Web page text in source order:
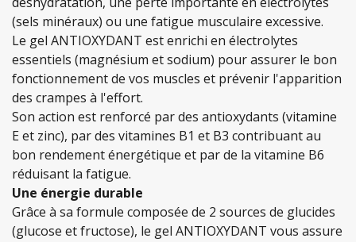
(sels minéraux) ou une fatigue musculaire excessive.
Le gel ANTIOXYDANT est enrichi en électrolytes
essentiels (magnésium et sodium) pour assurer le bon
fonctionnement de vos muscles et prévenir l'apparition
des crampes à l'effort.
Son action est renforcé par des antioxydants (vitamine
E et zinc), par des vitamines B1 et B3 contribuant au
bon rendement énergétique et par de la vitamine B6
réduisant la fatigue.
Une énergie durable
Grâce à sa formule composée de 2 sources de glucides
(glucose et fructose), le gel ANTIOXYDANT vous assure